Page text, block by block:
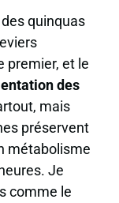
quinquas
premier, et le
des
mais
préservent
métabolisme
Je
comme le